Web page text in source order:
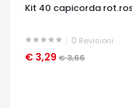
Kit 40 capicorda
0 Revisioni
€ 3,29 € 3,66
OCCHIATA VELOCE